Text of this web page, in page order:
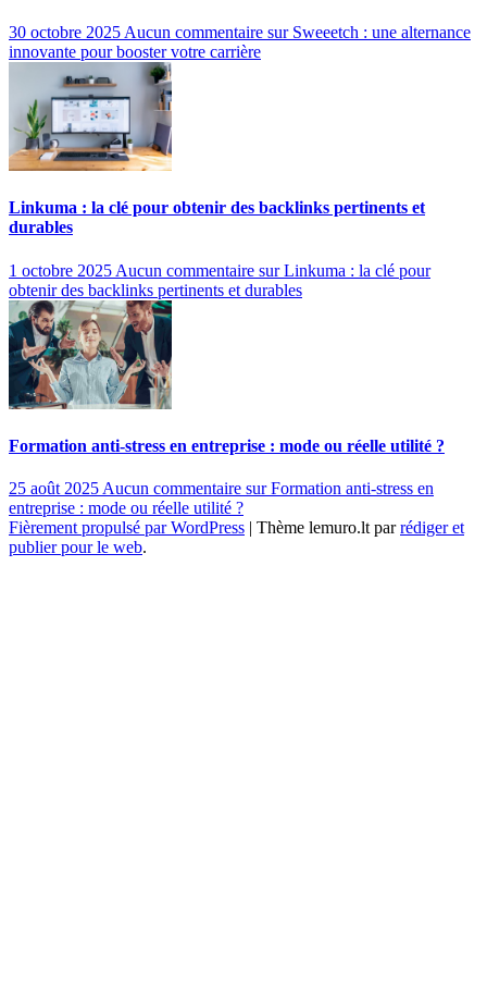
30 octobre 2025 Aucun commentaire sur Sweeetch : une alternance
innovante pour booster votre carrière
Linkuma : la clé pour obtenir des backlinks pertinents et
durables
1 octobre 2025 Aucun commentaire sur Linkuma : la clé pour
obtenir des backlinks pertinents et durables
Formation anti-stress en entreprise : mode ou réelle utilité ?
25 août 2025 Aucun commentaire sur Formation anti-stress en
entreprise : mode ou réelle utilité ?
Fièrement propulsé par WordPress | Thème lemuro.lt parrédiger et
publier pour le web.